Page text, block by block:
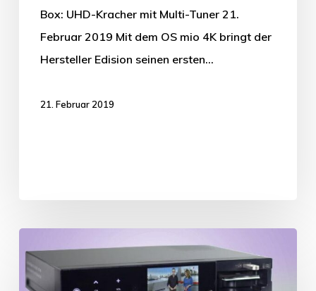
Box: UHD-Kracher mit Multi-Tuner 21.
Februar 2019 Mit dem OS mio 4K bringt der
Hersteller Edision seinen ersten…
21. Februar 2019